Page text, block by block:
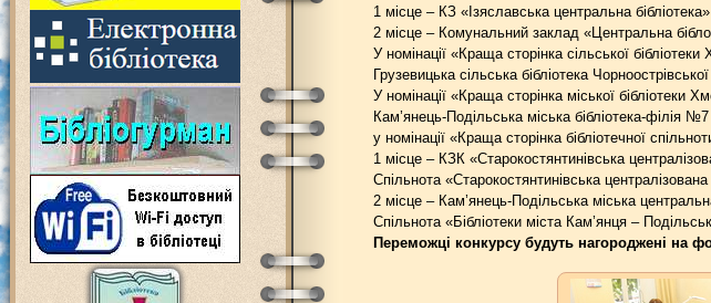
1 місце – КЗ «Ізяславська центральна
2 місце – Комунальний заклад «Центральна
У номінації «Краща сторінка сільської
Грузевицька сільська бібліотека
У номінації «Краща сторінка міської бібліотеки
Кам’янець-Подільська міська бібліотека-філія
у номінації «Краща сторінка бібліотечної
1 місце – КЗК «Старокостянтинівська
Спільнота «Старокостянтинівська
2 місце – Кам’янець-Подільська міська
Спільнота «Бібліотеки міста Кам’янця –
Переможці конкурсу будуть нагороджені на